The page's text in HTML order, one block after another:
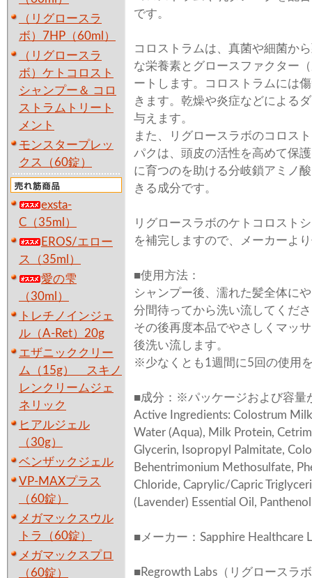
（リグロースラ
ボ）7HP（60ml）
（リグロースラ
ボ）ケトコロスト
シャンプー＆ コロ
ストラムトリート
メント
モンスタープレッ
クス（60錠）
exsta-
C（35ml）
EROS/エロー
ス（35ml）
愛の雫
（30ml）
トレチノインジェ
ル（A-Ret）20g
エザニッククリー
ム（15g） スキノ
レンクリームジェ
ネリック
ヒアルジェル
（30g）
ベンザックジェル
VP-MAXプラス
（60錠）
メガマックスウル
トラ（60錠）
メガマックスプロ
（60錠）
です。
コロストラムは、真菌や細菌か
な栄養素とグロースファクター
ートします。コロストラムには
きます。乾燥や炎症などによる
与えます。
また、リグロースラボのコロス
パクは、頭皮の活性を高めて保
に育つのを助ける分岐鎖アミノ
きる成分です。
リグロースラボのケトコロスト
を補完しますので、メーカーよ
■使用方法：
シャンプー後、濡れた髪全体に
分間待ってから洗い流してくだ
その後再度本品でやさしくマッ
後洗い流します。
※少なくとも1週間に5回の使用
■成分：※パッケージおよび容
Active Ingredients: Colostrum
Water (Aqua), Milk Protein,
Glycerin, Isopropyl Palmitate,
Behentrimonium Methosulfate,
Chloride, Caprylic/Capric
(Lavender) Essential Oil,
■メーカー：Sapphire Healthcare
■Regrowth Labs（リグロースラ